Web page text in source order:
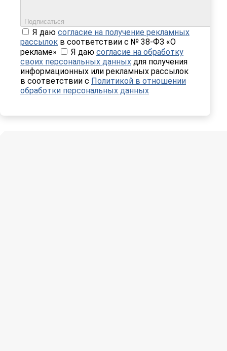
Подписаться
Я даю согласие на получение рекламных
рассылок в соответствии с № 38-ФЗ «О
рекламе»
Я даю согласие на обработку
своих персональных данных для получения
информационных или рекламных рассылок
в соответствии с Политикой в отношении
обработки персональных данных